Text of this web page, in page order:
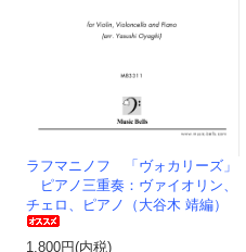
ラフマニノフ 「ヴォカリーズ」
ピアノ三重奏：ヴァイオリン、
チェロ、ピアノ（大谷木 靖編）
1,800円(内税)